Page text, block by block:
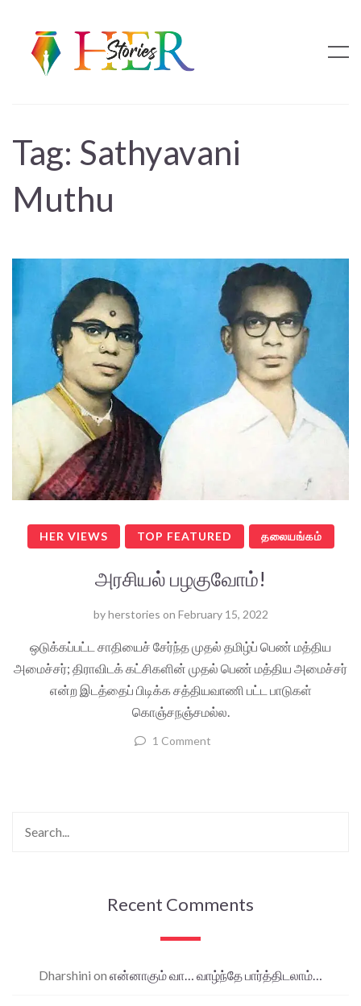
Tag: Sathyavani
Muthu
HER VIEWS TOP FEATURED தலையங்கம்
அரசியல் பழகுவோம்!
byherstories on February 15, 2022
ஒடுக்கப்பட்ட சாதியைச் சேர்ந்த முதல் தமிழ்ப் பெண் மத்திய
அமைச்சர்; திராவிடக் கட்சிகளின் முதல் பெண் மத்திய அமைச்சர்
என்ற இடத்தைப் பிடிக்க சத்தியவாணி பட்ட பாடுகள்
கொஞ்சநஞ்சமல்ல.
1 Comment
Recent Comments
Dharshini on என்னாகும் வா… வாழ்ந்தே பார்த்திடலாம்…